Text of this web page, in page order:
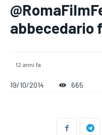
abbecedario
12 anni fa
19/10/2014 665